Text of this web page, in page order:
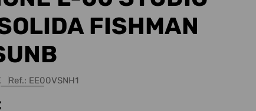
i
ó
FISHMAN
Ref.: EE00VSNH1